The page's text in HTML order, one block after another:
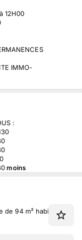
12H00
IMMO-
:
moins
de 94 m² habitables